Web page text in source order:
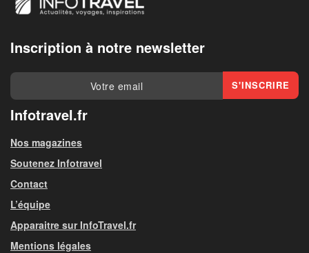
Inscription à notre newsletter
Infotravel.fr
Nos magazines
Soutenez Infotravel
Contact
L’équipe
Apparaitre sur InfoTravel.fr
Mentions légales